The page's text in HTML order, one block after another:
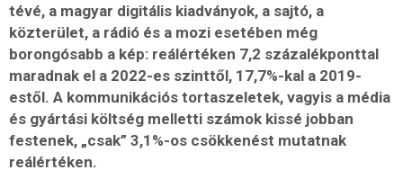
tévé, a magyar digitális kiadványok, a sajtó, a
közterület, a rádió és a mozi esetében még
borongósabb a kép: reálértéken 7,2 százalékponttal
maradnak el a 2022-es szinttől, 17,7%-kal a 2019-
estől. A kommunikációs tortaszeletek, vagyis a média
és gyártási költség melletti számok kissé jobban
festenek, „csak” 3,1%-os csökkenést mutatnak
reálértéken.